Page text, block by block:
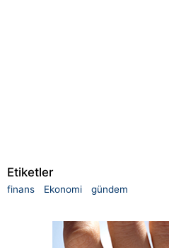
Etiketler
finans Ekonomi gündem